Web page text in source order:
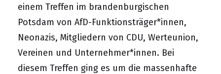
einem Treffen im brandenburgischen
Potsdam von AfD-Funktionsträger*innen,
Neonazis, Mitgliedern von CDU, Werteunion,
Vereinen und Unternehmer*innen. Bei
diesem Treffen ging es um die massenhafte